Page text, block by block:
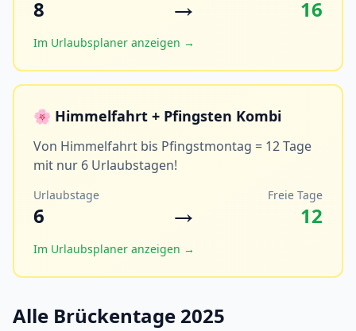
8 16
Im Urlaubsplaner anzeigen →
🌸 Himmelfahrt + Pfingsten Kombi
Von Himmelfahrt bis Pfingstmontag = 12 Tage
mit nur 6 Urlaubstagen!
Urlaubstage
6 → Freie Tage
12
Im Urlaubsplaner anzeigen →
Alle Brückentage 2025